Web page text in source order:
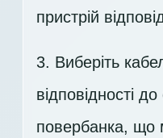
пристрій
3. Виберіть
відповідності
повербанка, що